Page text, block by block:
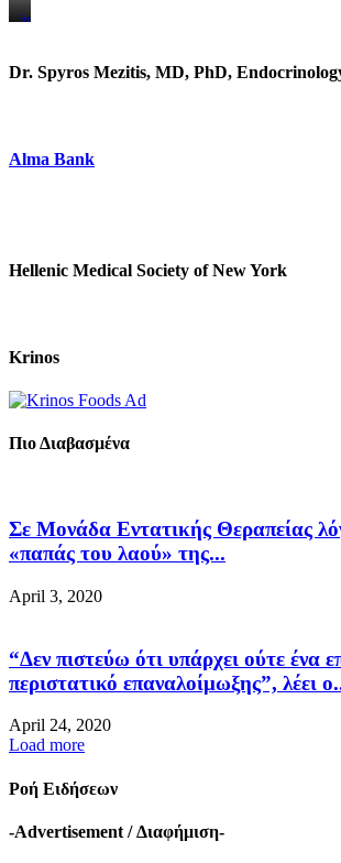
https://www.unitedbrothersfruitmarkets.com/
https://www.unitedbrothersfruitmarkets.com/
Dr. Spyros Mezitis, MD, PhD,
Alma Bank
Hellenic Medical Society of New York
Krinos
Πιο Διαβασμένα
Σε Μονάδα Εντατικής Θεραπείας
«παπάς του λαού» της...
April 3, 2020
“Δεν πιστεύω ότι υπάρχει ούτε ένα
περιστατικό επαναλοίμωξης”, λέει
April 24, 2020
Load more
Ροή Ειδήσεων
-Advertisement / Διαφήμιση-